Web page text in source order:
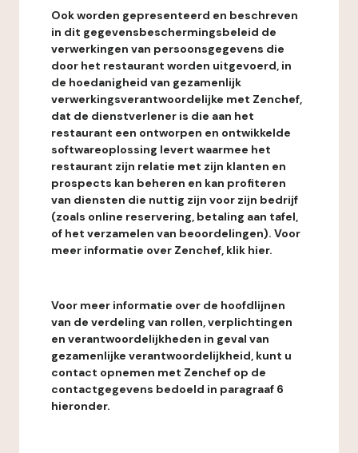
Ook worden gepresenteerd en beschreven
in dit gegevensbeschermingsbeleid de
verwerkingen van persoonsgegevens die
door het restaurant worden uitgevoerd, in
de hoedanigheid van gezamenlijk
verwerkingsverantwoordelijke met Zenchef,
dat de dienstverlener is die aan het
restaurant een ontworpen en ontwikkelde
softwareoplossing levert waarmee het
restaurant zijn relatie met zijn klanten en
prospects kan beheren en kan profiteren
van diensten die nuttig zijn voor zijn bedrijf
(zoals online reservering, betaling aan tafel,
of het verzamelen van beoordelingen). Voor
meer informatie over Zenchef, klik hier.
Voor meer informatie over de hoofdlijnen
van de verdeling van rollen, verplichtingen
en verantwoordelijkheden in geval van
gezamenlijke verantwoordelijkheid, kunt u
contact opnemen met Zenchef op de
contactgegevens bedoeld in paragraaf 6
hieronder.